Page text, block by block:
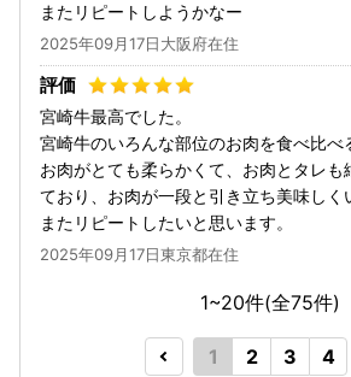
またリピートしようかなー
2025年09月17日大阪府在住
宮崎牛最高でした。
宮崎牛のいろんな部位のお肉を食べ比べ
お肉がとても柔らかくて、お肉とタレも
ており、お肉が一段と引き立ち美味しく
またリピートしたいと思います。
2025年09月17日東京都在住
1~20件(全75件)
1 2 3 4